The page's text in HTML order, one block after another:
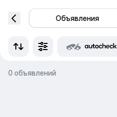
Объявления
0 объявлений